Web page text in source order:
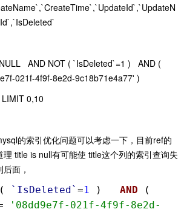
AND NOT ( `IsDeleted`=1 ) AND (
021f-4f9f-8e2d-9c18b71e4a77' )
0,10
的索引优化问题可以考虑一下，目前ref的
title is null有可能使 title这个列的索引查询失
面，
`IsDeleted` =1 ) AND (
'08dd9e7f-021f-4f9f-8e2d-